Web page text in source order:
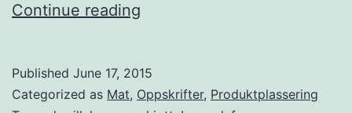
Continue reading
e
Published June 17, 2015
Categorized as Mat, Oppskrifter, Produktplassering